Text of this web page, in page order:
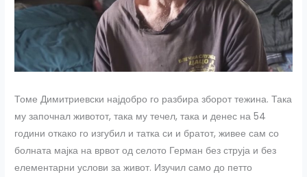
Томе Димитриевски најдобро го разбира зборот тежина. Така
му започнал животот, така му течел, така и денес на 54
години откако го изгубил и татка си и братот, живее сам со
болната мајка на врвот од селото Герман без струја и без
елементарни услови за живот. Изучил само до петто